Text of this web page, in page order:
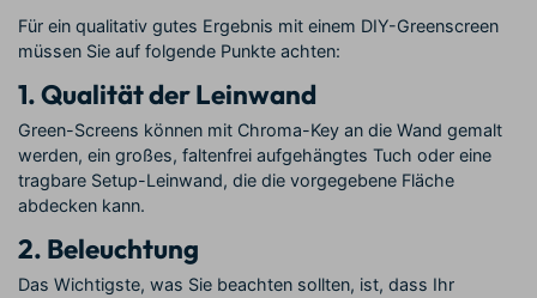
Für ein qualitativ gutes Ergebnis mit einem DIY-Greenscreen
müssen Sie auf folgende Punkte achten:
1. Qualität der Leinwand
Green-Screens können mit Chroma-Key an die Wand gemalt
werden, ein großes, faltenfrei aufgehängtes Tuch oder eine
tragbare Setup-Leinwand, die die vorgegebene Fläche
abdecken kann.
2. Beleuchtung
Das Wichtigste, was Sie beachten sollten, ist, dass Ihr